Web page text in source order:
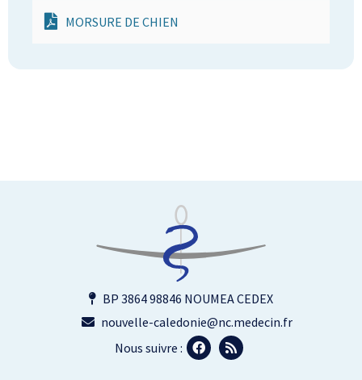
MORSURE DE CHIEN
BP 3864 98846 NOUMEA CEDEX
nouvelle-caledonie@nc.medecin.fr
Nous suivre :